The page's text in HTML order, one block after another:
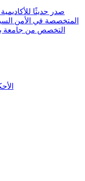
المتخصصة في الأمن
التخصص من جامعة